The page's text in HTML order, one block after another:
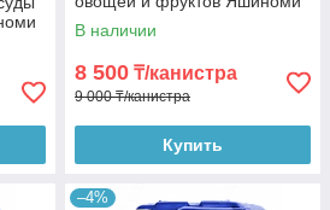
В наличии
8 500 ₸/канистра
9 000 ₸/канистра
Купить
–4%